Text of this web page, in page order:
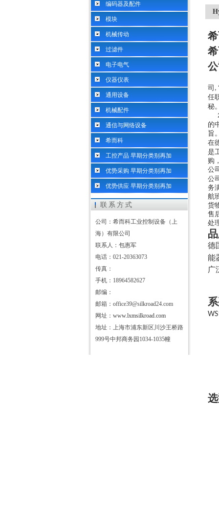
编码器及配件
模块
机械传动
过滤件
电子电气
仪器仪表
通用设备
机械配件
通信与网络设备
希而科
工控产品 早期分类别再加
优势采购 早期分类别再加
优势供应 早期分类别再加
联系方式
公司：希而科工业控制设备（上
海）有限公司
联系人：包惠军
电话：021-20363073
传真：
手机：18964582627
邮编：
邮箱：office39@silkroad24.com
网址： www.lxmsilkroad.com
地址：上海市浦东新区川沙王桥路
999号中邦商务园1034-1035幢
司 ,
任
秘
的
旨
在
是
购
公
公
务
航
货
售
处
德
能
广